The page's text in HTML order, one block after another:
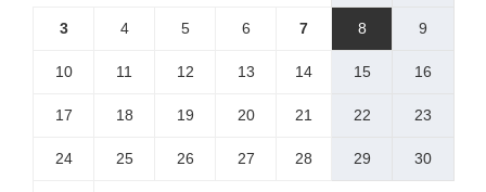
3 4 5 6 7 8 9
10 11 12 13 14 15 16
17 18 19 20 21 22 23
24 25 26 27 28 29 30